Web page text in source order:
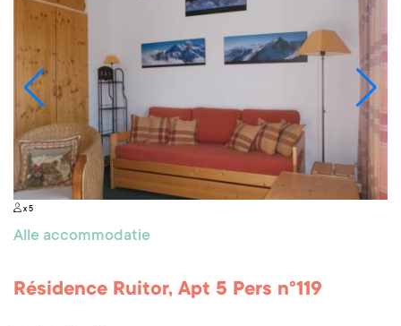
x 5
Alle accommodatie
Résidence Ruitor, Apt 5 Pers n°119